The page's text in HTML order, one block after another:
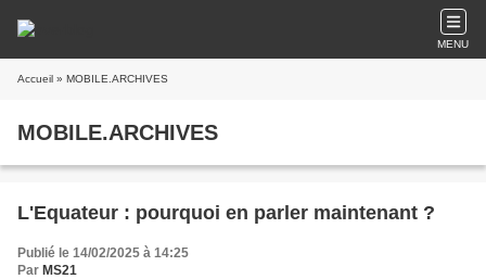
MENU
Accueil » MOBILE.ARCHIVES
MOBILE.ARCHIVES
L'Equateur : pourquoi en parler maintenant ?
Publié le 14/02/2025 à 14:25
Par MS21